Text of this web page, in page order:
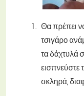
Θα πρέπει
τσιγάρο
τα δάχτυλά
εισπνεύστε
σκληρά,